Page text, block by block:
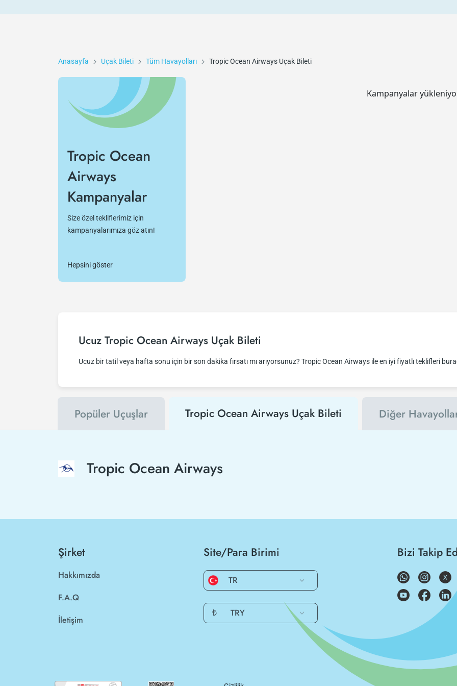
Anasayfa Uçak Bileti Tüm Havayolları Tropic Ocean Airways Uçak Bileti
Tropic Ocean
Airways
Kampanyalar
Size özel tekliflerimiz için
kampanyalarımıza göz atın!
Hepsini göster
Kampanyalar
Ucuz Tropic Ocean Airways Uçak Bileti
Ucuz bir tatil veya hafta sonu için bir son dakika fırsatı mı arıyorsunuz? Tropic Ocean Airways ile en iyi fiyatlı teklifleri
Popüler Uçuşlar Tropic Ocean Airways Uçak Bileti Diğer
Tropic Ocean Airways
Şirket
Hakkımızda
F.A.Q
İletişim
Site/Para Birimi
TR
₺ TRY
Bizi Takip